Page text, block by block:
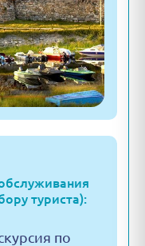
туриста):
по